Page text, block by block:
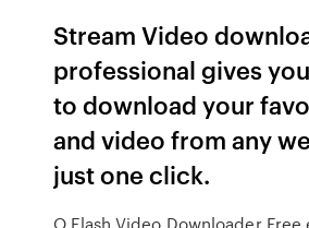
Stream Video
professional gives
to download your
and video from any
just one click.
O Flash Video Downloader Free